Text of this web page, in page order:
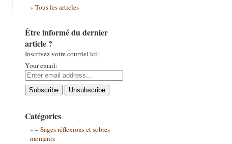
Tous les articles
Être informé du dernier
article ?
Inscrivez votre courriel ici:
Your email:
Catégories
– Sages réflexions et sobres
moments